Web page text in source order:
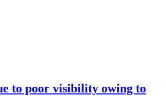
to poor visibility owing to